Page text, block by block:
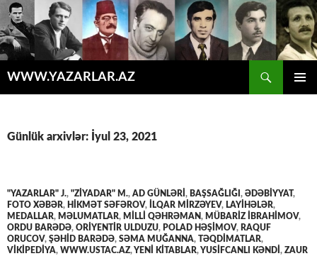
WWW.YAZARLAR.AZ
Günlük arxivlər: İyul 23, 2021
"YAZARLAR" J., "ZİYADAR" M., AD GÜNLƏRİ , BAŞSAĞLIĞI , ƏDƏBİYYAT ,
FOTO XƏBƏR, HIKMƏT SƏFƏROV, İLQAR MIRZƏYEV, LAYİHƏLƏR,
MEDALLAR, MƏLUMATLAR, MILLI QƏHRƏMAN, MÜBARIZ İBRAHIMOV,
ORDU BARƏDƏ, ORIYENTIR ULDUZU, POLAD HƏŞIMOV, RAQUF
ORUCOV, ŞƏHİD BARƏDƏ, SƏMA MUĞANNA, TƏQDİMATLAR,
VİKİPEDİYA, WWW.USTAC.AZ, YENİ KİTABLAR, YUSIFCANLI KƏNDI , ZAUR